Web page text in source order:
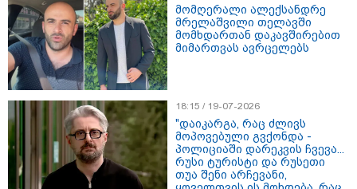
12:38 / 05-08-2026
იტალიაში ქალმა, ლატარიის
ბილეთი, რომელმაც 1 მლნ
გადააგდო - ის დასუფთავების
სამსახურის თანამშრომლებმა
ნაგვის მანქანაში იპოვეს
მომღერალი ალექსანდრე
მრელაშვილი თელავში
მომხდართან დაკავშირებით
მიმართვას ავრცელებს
18:15 / 19-07-2026
"დაიკარგა, რაც ძლივს
მოპოვებული გვქონდა -
პოლიციაში დარეკვის ჩვევა...
რუსი ტურისტი და რუსეთი
თუა შენი არჩევანი,